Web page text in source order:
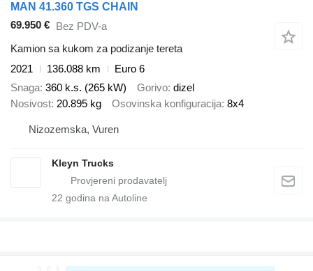
MAN 41.360 TGS CHAIN
69.950 € Bez PDV-a
Kamion sa kukom za podizanje tereta
2021
136.088 km
Euro 6
Snaga 360 k.s. (265 kW) Gorivo dizel
Nosivost 20.895 kg Osovinska konfiguracija 8x4
Nizozemska, Vuren
Kleyn Trucks
22 godina na Autoline